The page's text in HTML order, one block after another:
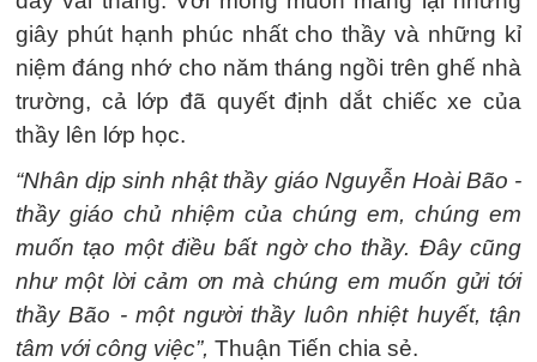
giây phút hạnh phúc nhất cho thầy và những kỉ
niệm đáng nhớ cho năm tháng ngồi trên ghế nhà
trường, cả lớp đã quyết định dắt chiếc xe của
thầy lên lớp học.
“Nhân dịp sinh nhật thầy giáo Nguyễn Hoài Bão -
thầy giáo chủ nhiệm của chúng em, chúng em
muốn tạo một điều bất ngờ cho thầy. Đây cũng
như một lời cảm ơn mà chúng em muốn gửi tới
thầy Bão - một người thầy luôn nhiệt huyết, tận
tâm với công việc”, Thuận Tiến chia sẻ.